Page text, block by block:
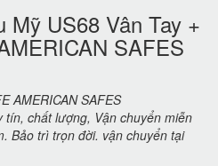
Mỹ US68 Vân Tay +
SAFES
AMERICAN SAFES
tín, chất lượng, Vận chuyển miễn
Bảo trì trọn đời. vận chuyển tại